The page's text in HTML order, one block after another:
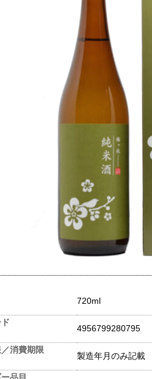
720ml
4956799280795
消費期限
製造年月のみ記載